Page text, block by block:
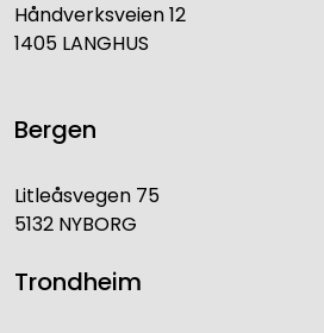
Håndverksveien 12
1405 LANGHUS
Bergen
Litleåsvegen 75
5132 NYBORG
Trondheim